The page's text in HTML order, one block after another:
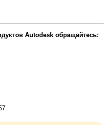
Autodesk обращайтесь: